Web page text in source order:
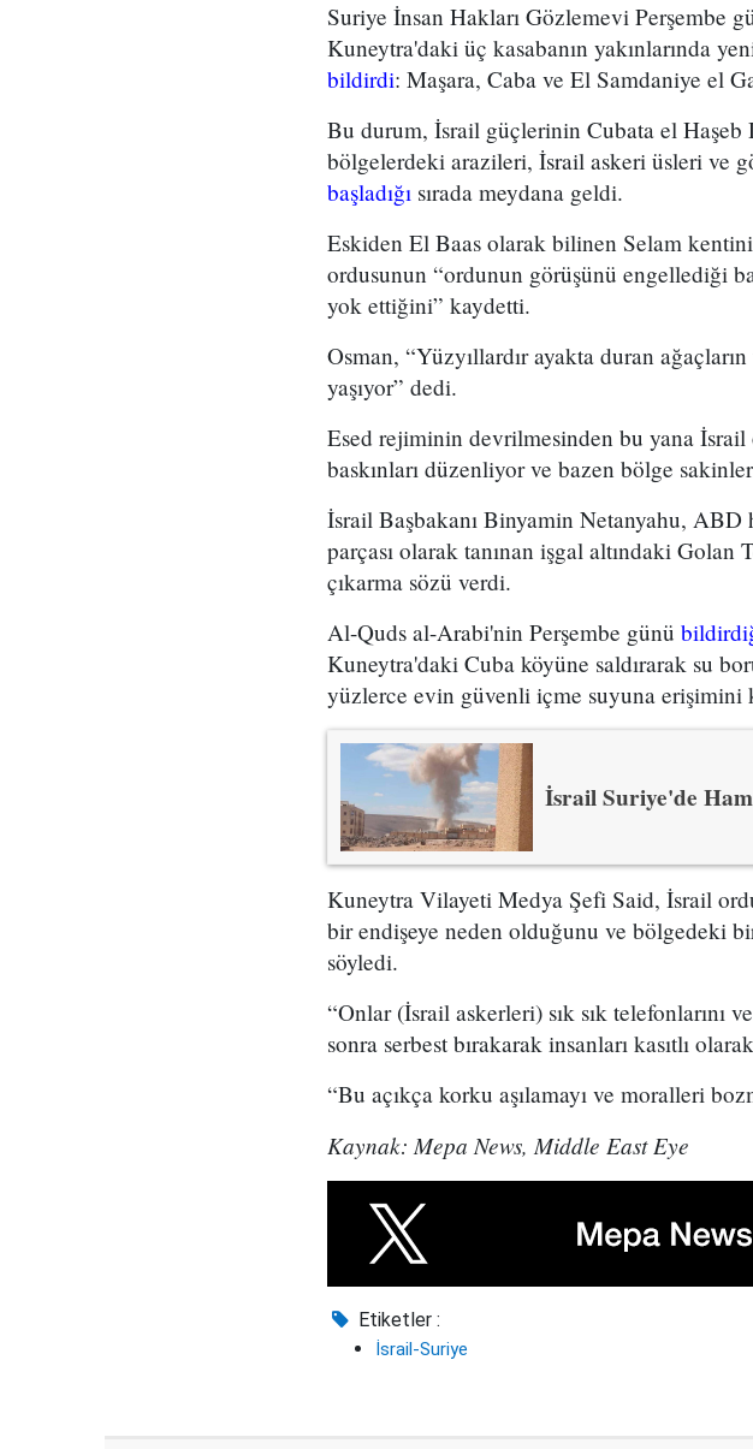
Suriye İnsan Hakları Gözlemevi Perşembe
Kuneytra'daki üç kasabanın yakınlarında
bildirdi: Maşara, Caba ve El Samdaniye el
Bu durum, İsrail güçlerinin Cubata el Haşeb
bölgelerdeki arazileri, İsrail askeri üsleri ve
başladığı sırada meydana geldi.
Eskiden El Baas olarak bilinen Selam
ordusunun “ordunun görüşünü engellediği
yok ettiğini” kaydetti.
Osman, “Yüzyıllardır ayakta duran
yaşıyor” dedi.
Esed rejiminin devrilmesinden bu yana İsrail
baskınları düzenliyor ve bazen bölge
İsrail Başbakanı Binyamin Netanyahu, ABD
parçası olarak tanınan işgal altındaki Golan
çıkarma sözü verdi.
Al-Quds al-Arabi'nin Perşembe günü
Kuneytra'daki Cuba köyüne saldırarak su
yüzlerce evin güvenli içme suyuna erişimini
İsrail Suriye'de
Kuneytra Vilayeti Medya Şefi Said, İsrail
bir endişeye neden olduğunu ve bölgedeki
söyledi.
“Onlar (İsrail askerleri) sık sık telefonlarını
sonra serbest bırakarak insanları kasıtlı
“Bu açıkça korku aşılamayı ve moralleri
Kaynak: Mepa News, Middle East Eye
Etiketler :
İsrail-Suriye